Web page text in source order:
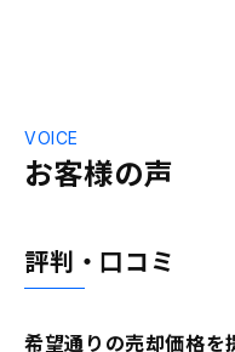
お客様の声
VOICE
評判・口コミ
希望通りの売却価格を